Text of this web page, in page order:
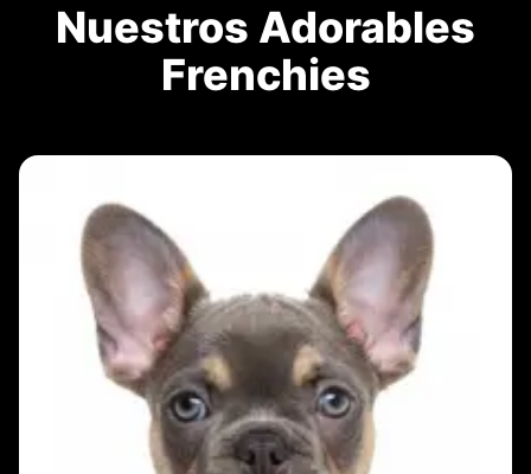
Nuestros Adorables
Frenchies